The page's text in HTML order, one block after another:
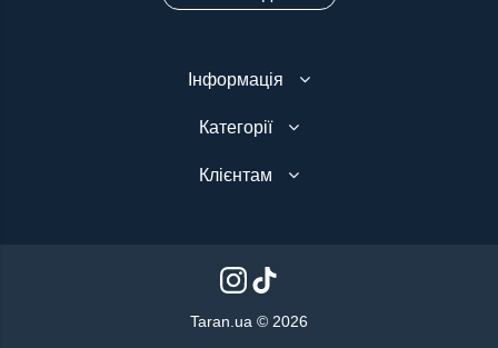
Інформація
Категорії
Клієнтам
Taran.ua © 2026